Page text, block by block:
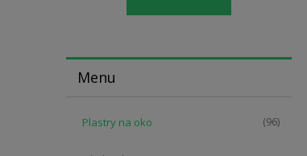
Menu
Plastry na oko (96)